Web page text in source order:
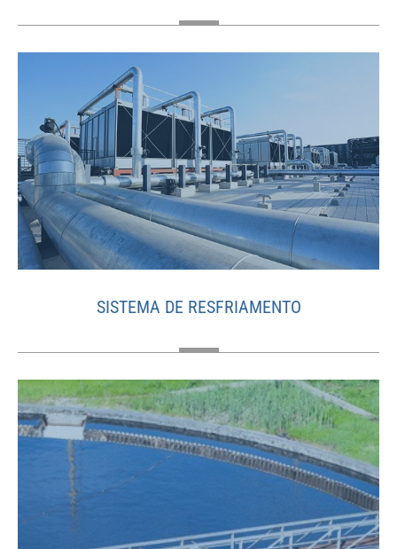
SISTEMA DE RESFRIAMENTO